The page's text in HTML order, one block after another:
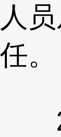
人
任。